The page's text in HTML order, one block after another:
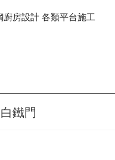
廚房設計 各類平台施工
鐵門